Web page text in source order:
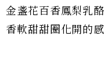
金盞花百香鳳梨乳
香軟甜甜圈化開的